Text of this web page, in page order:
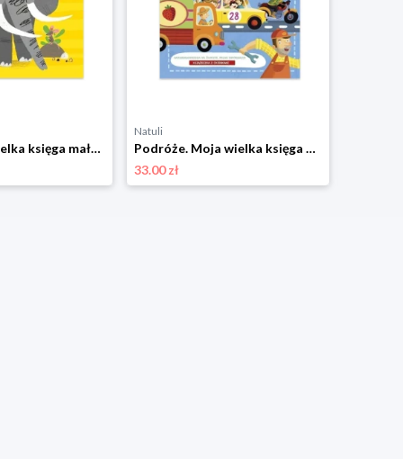
Zwierzęta. Wielka księga małych odkrywców Yoyo books
Natuli
Podróże. Moja wielka księga odpowiedzi Yoyo books
33.00 zł